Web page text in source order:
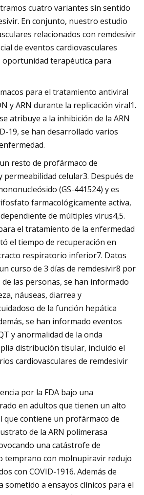
cuatro variantes sin sentido
En conjunto, nuestro estudio
relacionados con remdesivir
de eventos cardiovasculares
terapéutica para
para el tratamiento antiviral
y ARN durante la replicación viral1.
atribuye a la inhibición de la ARN
19, se han desarrollado varios
resto de profármaco de
celular3. Después de
(GS-441524) y es
farmacológicamente activa,
de múltiples virus4,5.
el tratamiento de la enfermedad
el tiempo de recuperación en
respiratorio inferior7. Datos
curso de 3 días de remdesivir8 por
las personas, se han informado
náuseas, diarrea y
de la función hepática
se han informado eventos
y anormalidad de la onda
distribución tisular, incluido el
cardiovasculares de remdesivir
por la FDA bajo una
en adultos que tienen un alto
que contiene un profármaco de
de la ARN polimerasa
una catástrofe de
temprano con molnupiravir redujo
con COVID-1916. Además de
a ensayos clínicos para el